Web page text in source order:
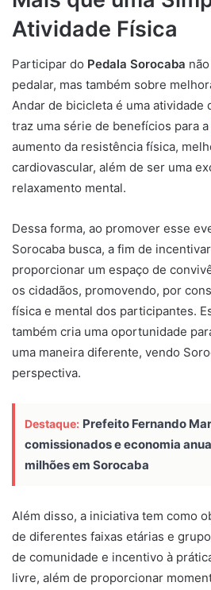
Atividade Física
Participar do Pedala Sorocaba
pedalar, mas também sobre
Andar de bicicleta é uma atividade
traz uma série de benefícios para a
aumento da resistência física,
cardiovascular, além de ser uma
relaxamento mental.
Dessa forma, ao promover esse
Sorocaba busca, a fim de
proporcionar um espaço de
os cidadãos, promovendo, por
física e mental dos participantes.
também cria uma oportunidade
uma maneira diferente, vendo
perspectiva.
Destaque: Prefeito Fernando
comissionados e economia
milhões em Sorocaba
Além disso, a iniciativa tem como
de diferentes faixas etárias e
de comunidade e incentivo à
livre, além de proporcionar